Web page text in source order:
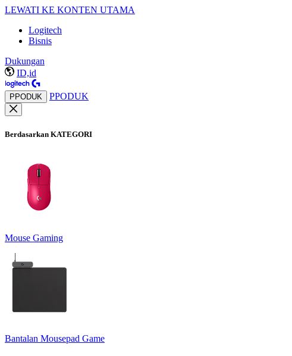
LEWATI KE KONTEN UTAMA
Logitech
Bisnis
Dukungan
ID,id
PPODUK PPODUK
Berdasarkan KATEGORI
Mouse Gaming
Bantalan Mousepad Game